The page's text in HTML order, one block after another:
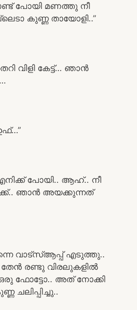
പോയി മണത്തു നീ
കുണ്ണ തായോളി..”
വിളി കേട്ട്… ഞാൻ
പോയി.. ആഹ്.. നീ
ഞാൻ അയക്കുന്നത്
വാട്സ്ആപ്പ് എടുത്തു..
രണ്ടു വിരലുകളിൽ
ഒരു ഫോട്ടോ.. അത് നോക്കി
ചലിപ്പിച്ചു..